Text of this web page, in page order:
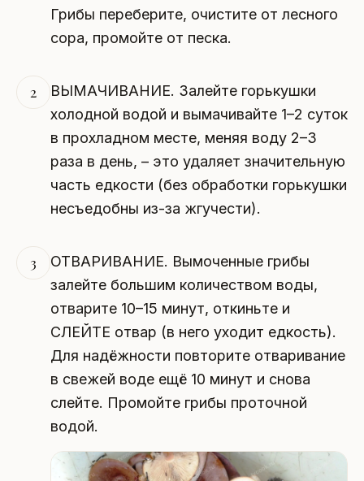
Грибы переберите, очистите от лесного
сора, промойте от песка.
2
ВЫМАЧИВАНИЕ. Залейте горькушки
холодной водой и вымачивайте 1–2 суток
в прохладном месте, меняя воду 2–3
раза в день, – это удаляет значительную
часть едкости (без обработки горькушки
несъедобны из-за жгучести).
3
ОТВАРИВАНИЕ. Вымоченные грибы
залейте большим количеством воды,
отварите 10–15 минут, откиньте и
СЛЕЙТЕ отвар (в него уходит едкость).
Для надёжности повторите отваривание
в свежей воде ещё 10 минут и снова
слейте. Промойте грибы проточной
водой.